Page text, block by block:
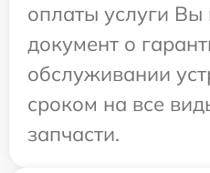
оплаты услуги Вы
документ о
обслуживании
сроком на все
запчасти.